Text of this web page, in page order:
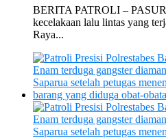
BERITA PATROLI –
kecelakaan lalu lintas yang
Raya...